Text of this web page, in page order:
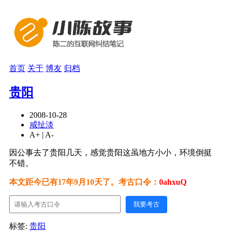
首页 关于 博友 归档
贵阳
2008-10-28
咸扯淡
A+ | A-
因公事去了贵阳几天，感觉贵阳这虽地方小小，环境倒挺
不错。
本文距今已有17年9月10天了。考古口令： 0ahxuQ
我要考古
标签: 贵阳